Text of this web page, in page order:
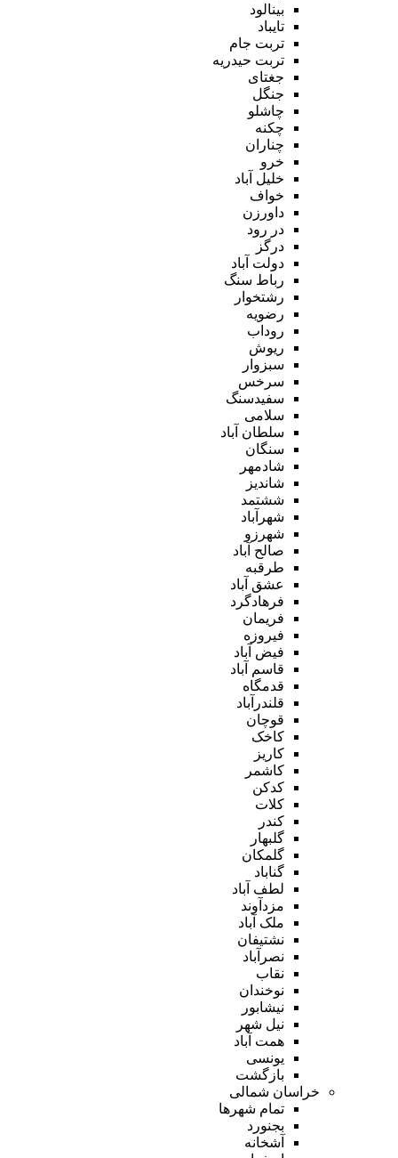
بینالود
تایباد
تربت جام
تربت حیدریه
جغتای
جنگل
چاشلو
چکنه
چناران
خرو
خلیل آباد
خواف
داورزن
در رود
درگز
دولت آباد
رباط سنگ
رشتخوار
رضویه
روداب
ریوش
سبزوار
سرخس
سفیدسنگ
سلامی
سلطان آباد
سنگان
شادمهر
شاندیز
ششتمد
شهرآباد
شهرزو
صالح آباد
طرقبه
عشق آباد
فرهادگرد
فریمان
فیروزه
فیض آباد
قاسم آباد
قدمگاه
قلندرآباد
قوچان
کاخک
کاریز
کاشمر
کدکن
کلات
کندر
گلبهار
گلمکان
گناباد
لطف آباد
مزدآوند
ملک آباد
نشتیفان
نصرآباد
نقاب
نوخندان
نیشابور
نیل شهر
همت آباد
یونسی
بازگشت
خراسان شمالی
تمام شهر‌ها
بجنورد
آشخانه